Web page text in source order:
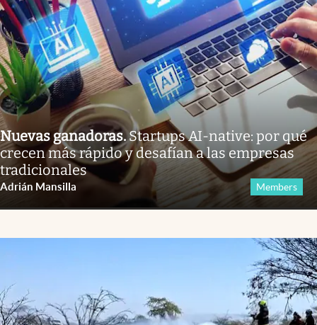
Nuevas ganadoras.Startups AI-native: por qué
crecen más rápido y desafían a las empresas
tradicionales
Adrián Mansilla Members